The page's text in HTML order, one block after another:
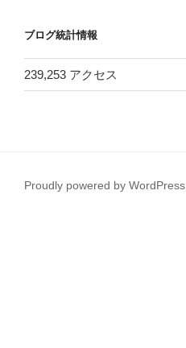
ブ
ブログ統計情報
239,253 アクセス
Proudly powered by WordPress